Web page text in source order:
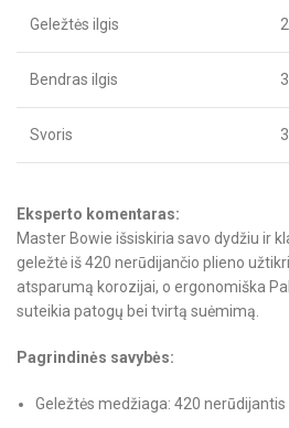
Geležtės ilgis
Bendras ilgis
Svoris
Eksperto komentaras:
Master Bowie išsiskiria savo dydžiu ir
geležtė iš 420 nerūdijančio plieno
atsparumą korozijai, o ergonomiška
suteikia patogų bei tvirtą suėmimą.
Pagrindinės savybės:
Geležtės medžiaga: 420 nerūdijantis